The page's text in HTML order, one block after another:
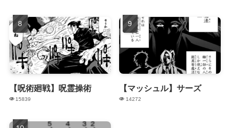
【呪術廻戦】呪霊操術
15839
【マッシュル】サーズ
14272